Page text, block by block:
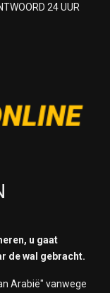
24 UUR
u gaat
de wal gebracht.
Arabië" vanwege